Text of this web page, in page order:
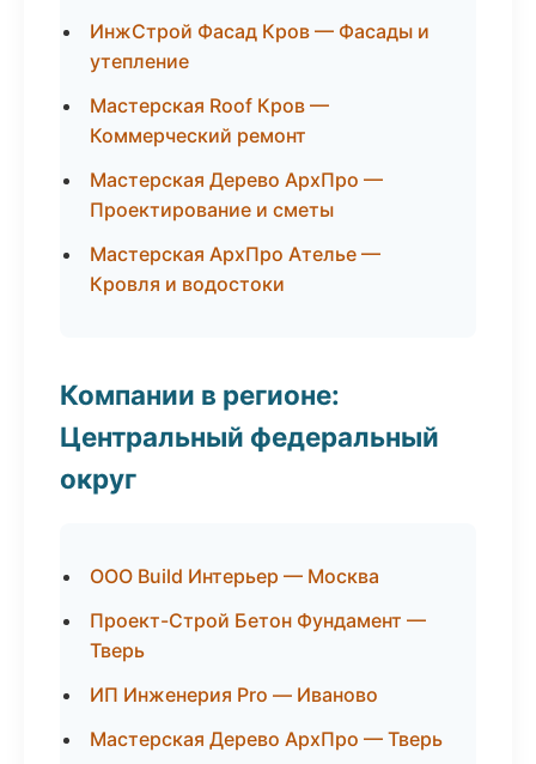
ИнжСтрой Фасад Кров — Фасады и
утепление
Мастерская Roof Кров —
Коммерческий ремонт
Мастерская Дерево АрхПро —
Проектирование и сметы
Мастерская АрхПро Ателье —
Кровля и водостоки
Компании в регионе:
Центральный федеральный
округ
ООО Build Интерьер — Москва
Проект-Строй Бетон Фундамент —
Тверь
ИП Инженерия Pro — Иваново
Мастерская Дерево АрхПро — Тверь